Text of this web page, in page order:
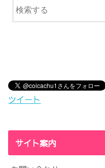
ツイート
サイト案内